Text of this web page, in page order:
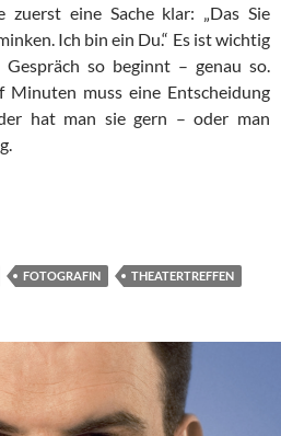
zuerst eine Sache klar: „Das Sie
Ich bin ein Du.“ Es ist wichtig
so beginnt – genau so.
muss eine Entscheidung
hat man sie gern – oder man
FOTOGRAFIN THEATERTREFFEN